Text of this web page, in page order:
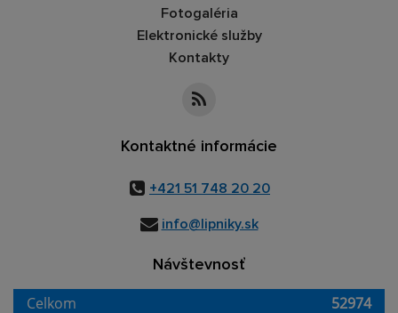
Fotogaléria
Elektronické služby
Kontakty
Kontaktné informácie
+421 51 748 20 20
info@lipniky.sk
Návštevnosť